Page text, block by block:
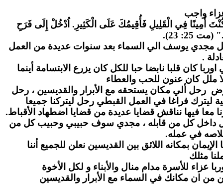
واجب
أَمِينًا فِي الْقَلِيلِ فَأُقِيمُكَ عَلَى الْكَثِيرِ. اُدْخُلْ إِلَى فَرَحِ
25: 23).
مجدي يوسف الي السماء بعد سنوات عديدة من العمل
.
كان قلبا نابضا حبا للكل كان يزرع الابتسامة أينما
ملل كان عنون للحب والعطاء
رحل ألي مكان يستحقه مع الأبرار والقديسين ، رحل
ليترك فراغا في العمل القبطي رحل ليتركنا جميعا
فيها نناقش قضايا عديدة من قضايا اضطهاد الأقباط.
داخل كل من قابله ، مجدي سوف حبيبي وحبيب كل من
في عمله.
بمكانه اللائق بين القديسين نعلن للجميع أننا
مثلك
عزاء للأسرة مدام منال والأبناء و لكل الأخوة
من ان مكانك في السماء مع الأبرار والقديسين